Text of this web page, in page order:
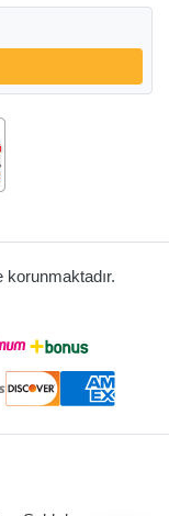
korunmaktadır.